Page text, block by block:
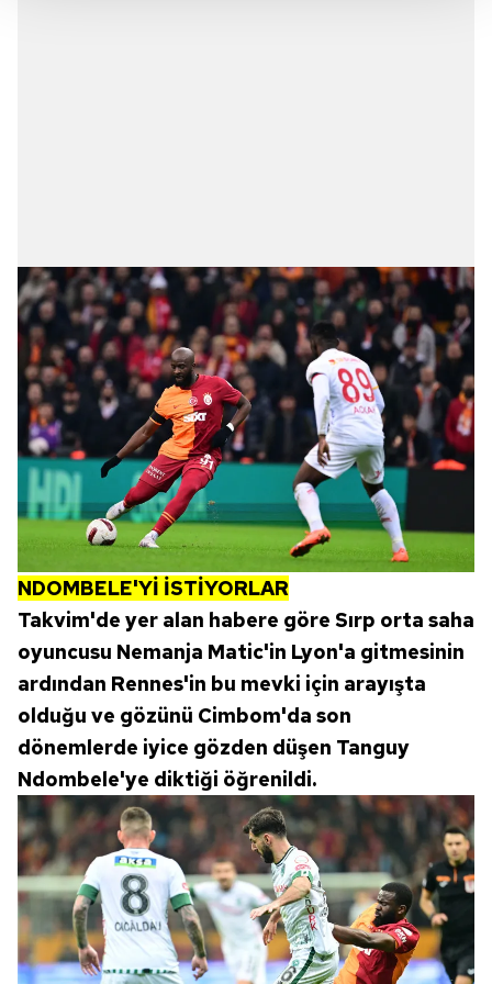
kılınması ve kişiselleştirilmesi ve sizlere yönelik
reklam/pazarlama faaliyetlerinin yapılması, amaçlarıyla
sınırlı olarak açık rızanız dahilinde kullanılacaktır.
Çerezlere ilişkin tercihlerinizi aşağıda yer alan panel
vasıtasıyla belirleyebilirsiniz. Çerezlere ilişkin detaylı bilgi
için Ayarlar butonuna tıklayabilir,Çerez Bilgilendirme
Metnimizi
ziyaret edebilirsiniz.
6698 sayılı Kişisel Verilerin Korunması Kanunu uyarınca
hazırlanmış Aydınlatma Metnimizi okumak ve sitemizde
ilgili mevzuata uygun olarak kullanılan çerezlerle ilgili bilgi
almak için lütfentıklayınız.
NDOMBELE'Yİ İSTİYORLAR
Takvim'de yer alan habere göre Sırp orta saha
oyuncusu Nemanja Matic'in Lyon'a gitmesinin
ardından Rennes'in bu mevki için arayışta
olduğu ve gözünü Cimbom'da son
dönemlerde iyice gözden düşen Tanguy
Ndombele'ye diktiği öğrenildi.